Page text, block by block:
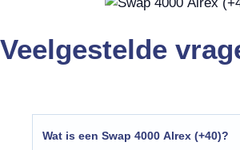
Veelgestelde
Wat is een Swap 4000 Alrex (+40)?